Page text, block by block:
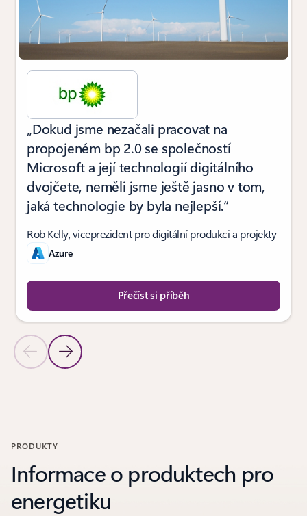
Předchozí snímek
Další snímek
„Dokud jsme nezačali pracovat na
propojeném bp 2.0 se společností
Microsoft a její technologií digitálního
dvojčete, neměli jsme ještě jasno v tom,
jaká technologie by byla nejlepší.“
Rob Kelly, viceprezident pro digitální produkci a projekty
Azure
Přečíst si příběh
PRODUKTY
Informace o produktech pro
energetiku